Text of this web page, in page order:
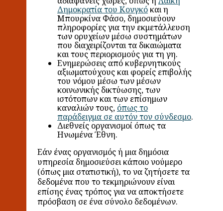
Δημοκρατία του Κονγκό και η
Μπουρκίνα Φάσο, δημοσιεύουν
πληροφορίες για την εκμετάλλευση
των ορυχείων μέσω συστημάτων
που διαχειρίζονται τα δικαιώματα
και τους περιορισμούς για τη γη.
Ενημερώσεις από κυβερνητικούς
αξιωματούχους και φορείς επιβολής
του νόμου μέσω των μέσων
κοινωνικής δικτύωσης, των
ιστότοπων και των επίσημων
καναλιών τους, όπως το
παράδειγμα σε αυτόν τον σύνδεσμο.
Διεθνείς οργανισμοί όπως τα
Ηνωμένα Έθνη.
Εάν ένας οργανισμός ή μια δημόσια
υπηρεσία δημοσιεύσει κάποιο νούμερο
(όπως μια στατιστική), το να ζητήσετε τα
δεδομένα που το τεκμηριώνουν είναι
επίσης ένας τρόπος για να αποκτήσετε
πρόσβαση σε ένα σύνολο δεδομένων.